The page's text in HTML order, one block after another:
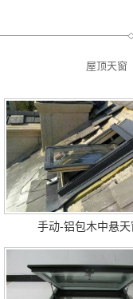
屋顶天窗
手动-铝包木中悬天